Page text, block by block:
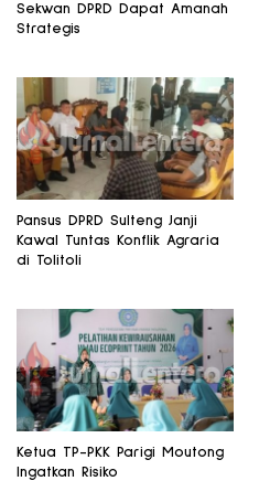
Sekwan DPRD Dapat Amanah
Strategis
Pansus DPRD Sulteng Janji
Kawal Tuntas Konflik Agraria
di Tolitoli
Ketua TP-PKK Parigi Moutong
Ingatkan Risiko